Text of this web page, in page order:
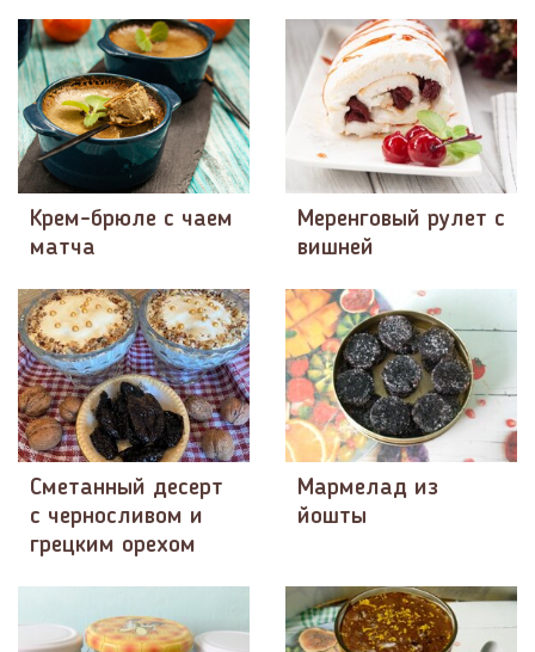
Крем-брюле с чаем
матча
Меренговый рулет с
вишней
Сметанный десерт
с черносливом и
грецким орехом
Мармелад из
йошты